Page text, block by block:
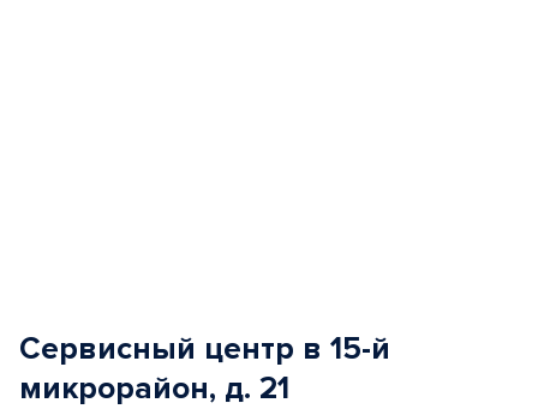
Сервисный центр в 15-й
микрорайон, д. 21